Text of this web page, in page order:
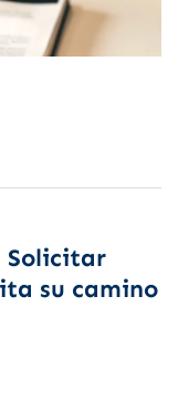
Solicitar
su camino